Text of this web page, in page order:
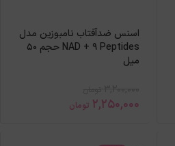
اسنس ضدآفتاب نامبوزین مدل
NAD + 9 Peptides حجم ۵۰
میل
2,250,000 تومان